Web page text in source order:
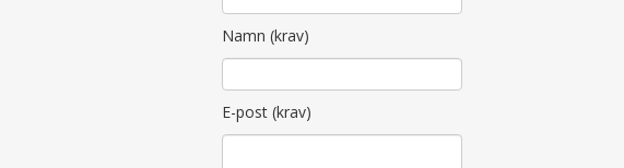
Namn (krav)
E-post (krav)